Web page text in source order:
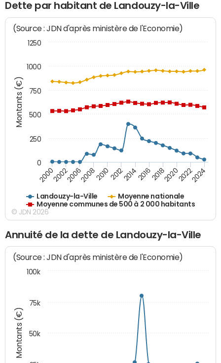
Dette par habitant de Landouzy-la-Ville
Montants (€)
(Source : JDN d'après ministère de l'Economie)
Landouzy-la-Ville
Moyenne nationale
Moyenne communes de 500 à 2 000 habitants
200020022006200820102012201420162018202020222024
0
250
500
750
1000
1250
© JDN 2026
Annuité de la dette de Landouzy-la-Ville
Montants (€)
(Source : JDN d'après ministère de l'Economie)
100k
50k
75k